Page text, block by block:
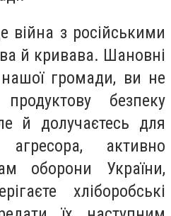
війна з російськими
й кривава. Шановні
нашої громади, ви не
безпеку
й долучаєтесь для
активно
оборони України,
хліборобські